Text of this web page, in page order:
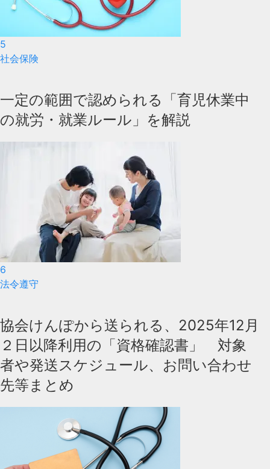
5
社会保険
一定の範囲で認められる「育児休業中
の就労・就業ルール」を解説
6
法令遵守
協会けんぽから送られる、2025年12月
２日以降利用の「資格確認書」 対象
者や発送スケジュール、お問い合わせ
先等まとめ